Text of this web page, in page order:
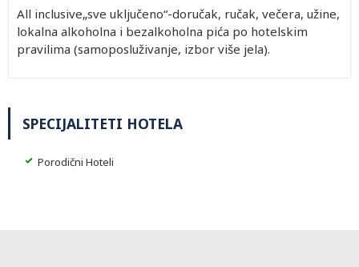
All inclusive„sve uključeno“-doručak, ručak, večera, užine,
lokalna alkoholna i bezalkoholna pića po hotelskim
pravilima (samoposluživanje, izbor više jela).
SPECIJALITETI HOTELA
Porodični Hoteli